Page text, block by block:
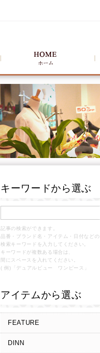
キーワードから選ぶ
記事の検索ができます。
品番・ブランド名・アイテム・日付などの
検索キーワードを入力してください。
キーワードが複数ある場合は、
間にスペースを入れてください。
( 例)「デュアルビュー ワンピース」
アイテムから選ぶ
FEATURE
DINN